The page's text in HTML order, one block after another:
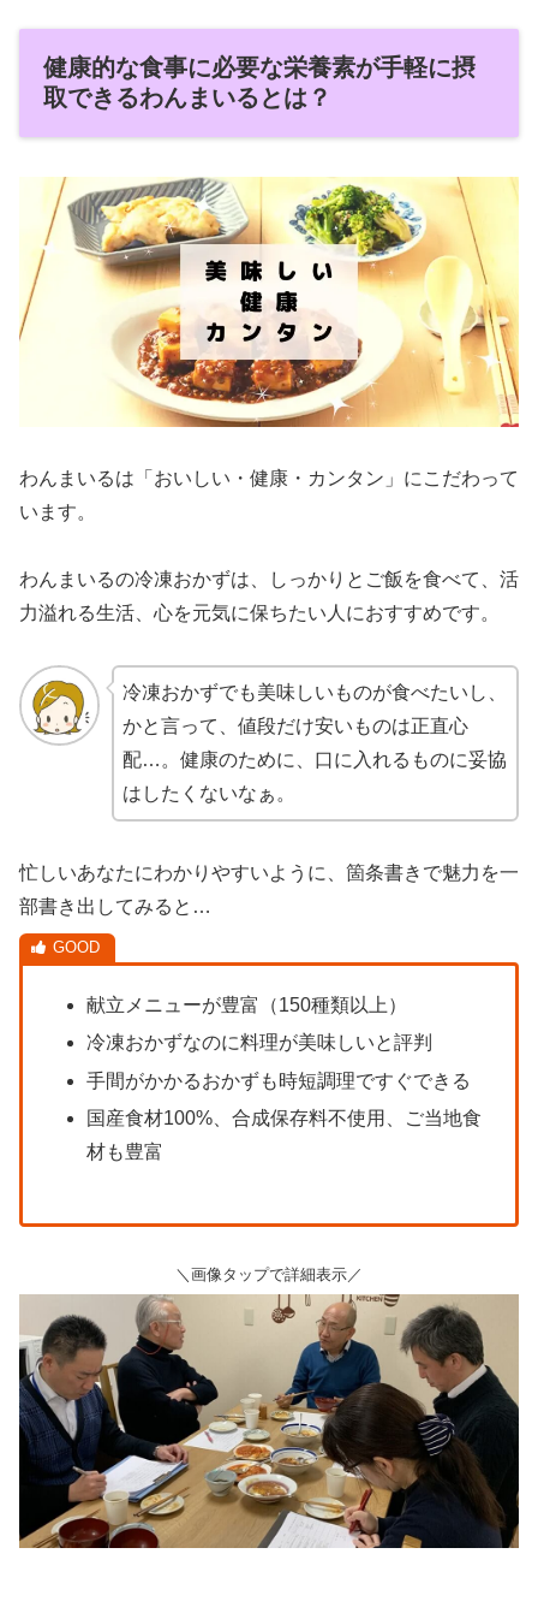
健康的な食事に必要な栄養素が手軽に摂
取できるわんまいるとは？
わんまいるは「おいしい・健康・カンタン」にこだわって
います。
わんまいるの冷凍おかずは、しっかりとご飯を食べて、活
力溢れる生活、心を元気に保ちたい人におすすめです。
冷凍おかずでも美味しいものが食べたいし、
かと言って、値段だけ安いものは正直心
配…。健康のために、口に入れるものに妥協
はしたくないなぁ。
忙しいあなたにわかりやすいように、箇条書きで魅力を一
部書き出してみると…
献立メニューが豊富（150種類以上）
冷凍おかずなのに料理が美味しいと評判
手間がかかるおかずも時短調理ですぐできる
国産食材100%、合成保存料不使用、ご当地食
材も豊富
＼画像タップで詳細表示／